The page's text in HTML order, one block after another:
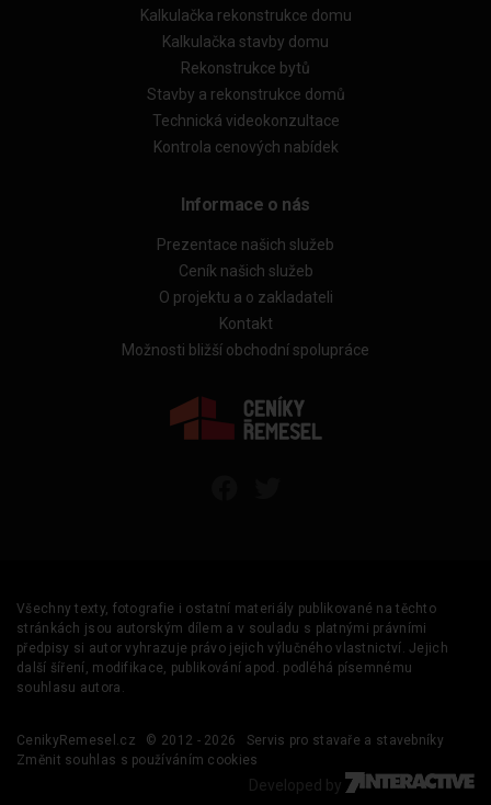
Kalkulačka rekonstrukce domu
Kalkulačka stavby domu
Rekonstrukce bytů
Stavby a rekonstrukce domů
Technická videokonzultace
Kontrola cenových nabídek
Informace o nás
Prezentace našich služeb
Ceník našich služeb
O projektu a o zakladateli
Kontakt
Možnosti bližší obchodní spolupráce
Všechny texty, fotografie i ostatní materiály publikované na těchto
stránkách jsou autorským dílem a v souladu s platnými právními
předpisy si autor vyhrazuje právo jejich výlučného vlastnictví. Jejich
další šíření, modifikace, publikování apod. podléhá písemnému
souhlasu autora.
CenikyRemesel.cz © 2012 - 2026
Servis pro stavaře a stavebníky
Změnit souhlas s používáním cookies
Developed by